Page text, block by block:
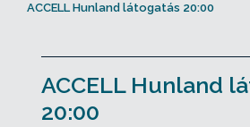
ACCELL Hunland látogatás 20:00
ACCELL Hunland
20:00